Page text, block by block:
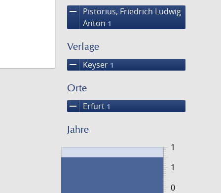
remove
Pistorius, Friedrich Ludwig
Anton 1
Verlage
remove Keyser 1
Orte
remove Erfurt 1
Jahre
1
0
1